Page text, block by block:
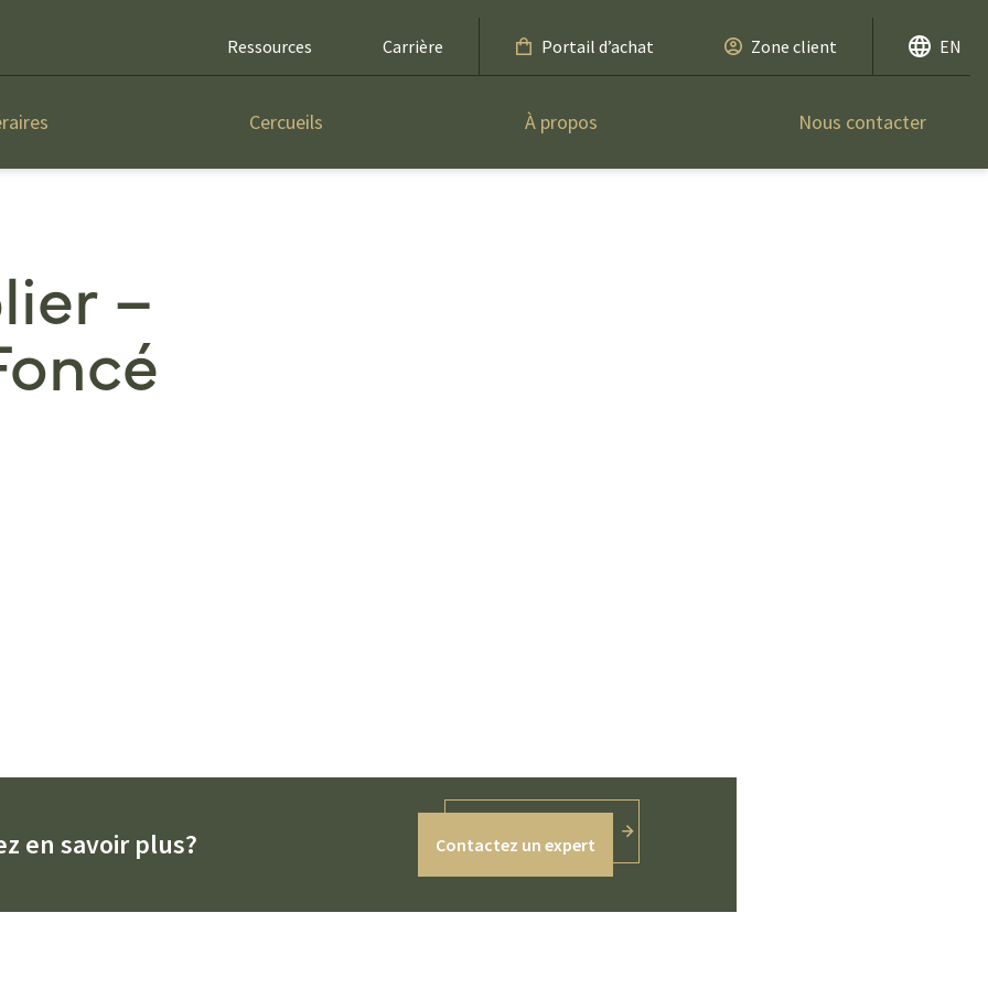
Ressources Carrière Portail d’achat Zone client EN
Cercueils À propos Nous contacter
–
en savoir plus? Contactez un expert